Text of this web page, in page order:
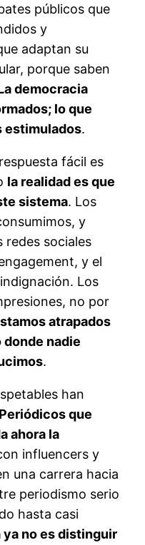
públicos que
y
adaptan su
porque saben
democracia
lo que
estimulados.
fácil es
la realidad es que
sistema. Los
y
redes sociales
y el
Los
no por
atrapados
nadie
.
han
Periódicos que
ahora la
influencers y
una carrera hacia
periodismo serio
hasta casi
ya no es distinguir